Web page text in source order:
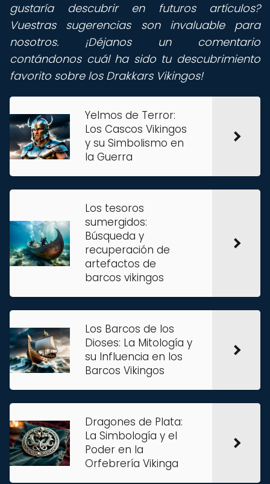
gustaría descubrir en futuros artículos?
Vuestras sugerencias son invaluable para
nosotros. ¡Déjanos un comentario
contándonos cuál ha sido tu descubrimiento
favorito sobre los Drakkars Vikingos!
Yelmos de Terror:
Los Cascos Vikingos
y su Simbolismo en
la Guerra
Los tesoros
sumergidos:
Búsqueda y
recuperación de
artefactos de
barcos vikingos
Los Barcos de los
Dioses: La Mitología y
su Influencia en los
Barcos Vikingos
Dragones de Plata:
La Simbología y el
Poder en la
Orfebrería Vikinga